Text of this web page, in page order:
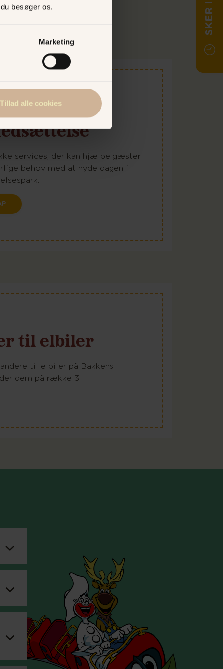
besøger os.
Marketing
Tillad alle cookies
services, der kan hjælpe gæster
behov med at nyde dagen i
til elbiler
til elbiler på Bakkens
dem på række 3.